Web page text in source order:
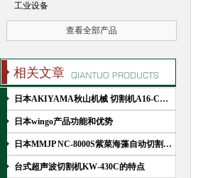
工业设备
查看全部产品
相关文章
日本AKIYAMA秋山机械 切割机A16-CR是怎么用于水产行业
日本wingo产品功能和优势
日本MMJP NC-8000S紫菜海藻自动切割机结构与使用特点
台式超声波切割机KW-430C的特点